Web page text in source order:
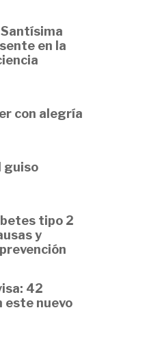
en la
con alegría
guiso
tipo 2
y
42
este nuevo